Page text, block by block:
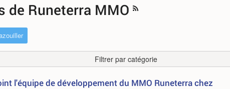
de Runeterra MMO
Filtrer par catégorie
l'équipe de développement du MMO Runeterra chez